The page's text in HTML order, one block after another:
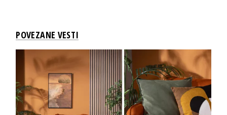
POVEZANE VESTI